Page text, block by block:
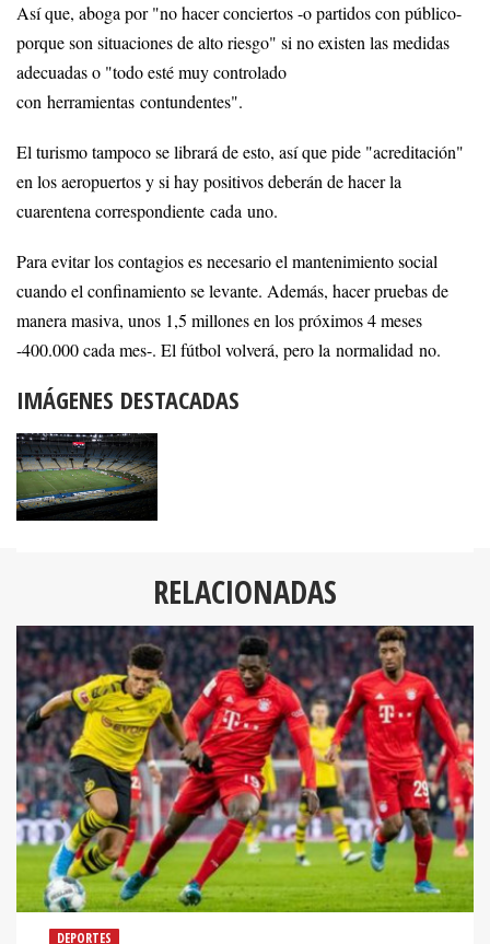
Así que, aboga por "no hacer conciertos -o partidos con público-
porque son situaciones de alto riesgo" si no existen las medidas
adecuadas o "todo esté muy controlado
con herramientas contundentes".
El turismo tampoco se librará de esto, así que pide "acreditación"
en los aeropuertos y si hay positivos deberán de hacer la
cuarentena correspondiente cada uno.
Para evitar los contagios es necesario el mantenimiento social
cuando el confinamiento se levante. Además, hacer pruebas de
manera masiva, unos 1,5 millones en los próximos 4 meses
-400.000 cada mes-. El fútbol volverá, pero la normalidad no.
IMÁGENES DESTACADAS
RELACIONADAS
DEPORTES